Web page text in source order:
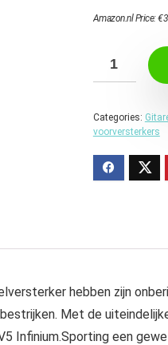
Amazon.nl Price:€
Categories:
voorversterkers
hebben zijn
Met de
Infinium.Sporting een